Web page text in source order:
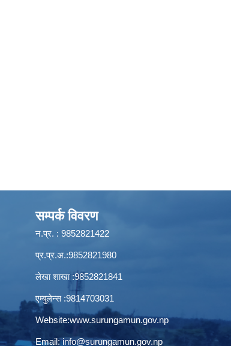
सम्पर्क विवरण
न.प्र. : 9852821422
प्र.प्र.अ.:9852821980
लेखा शाखा :9852821841
एम्बुलेन्स :9814703031
Website:www.surungamun.gov.np
Email:info@surungamun.gov.np